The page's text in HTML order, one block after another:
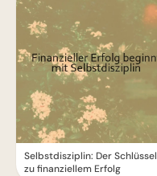
Selbstdisziplin: Der Schlüssel
zu finanziellem Erfolg